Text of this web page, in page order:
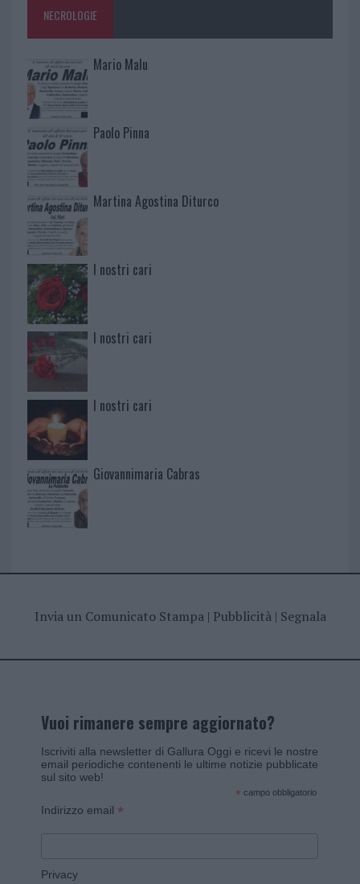
NECROLOGIE
Mario Malu
Paolo Pinna
Martina Agostina Diturco
I nostri cari
I nostri cari
I nostri cari
Giovannimaria Cabras
Invia un Comunicato Stampa| Pubblicità| Segnala
Vuoi rimanere sempre aggiornato?
Iscriviti alla newsletter di Gallura Oggi e ricevi le nostre
email periodiche contenenti le ultime notizie pubblicate
sul sito web!
* campo obbligatorio
Indirizzo email *
Privacy